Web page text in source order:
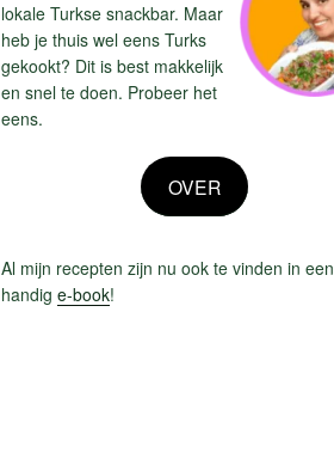
lokale Turkse snackbar. Maar
heb je thuis wel eens Turks
gekookt? Dit is best makkelijk
en snel te doen. Probeer het
eens.
OVER
Al mijn recepten zijn nu ook te vinden in een
handig e-book!